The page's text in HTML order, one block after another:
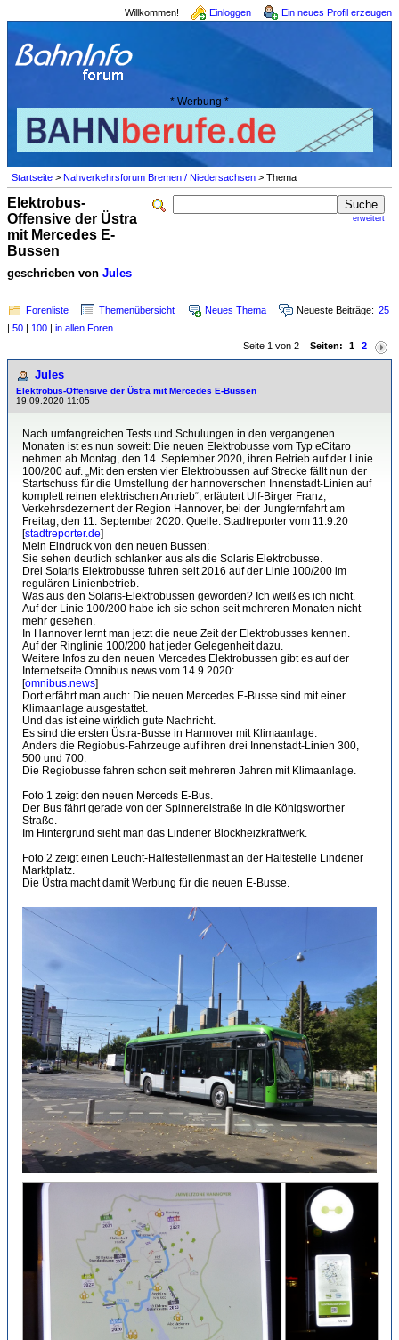
Willkommen! Einloggen Ein neues Profil erzeugen
* Werbung *
Startseite > Nahverkehrsforum Bremen / Niedersachsen > Thema
erweitert
Elektrobus-
Offensive der Üstra
mit Mercedes E-
Bussen
geschrieben von Jules
Forenliste Themenübersicht Neues Thema Neueste Beiträge: 25
| 50 | 100 | in allen Foren
Seite 1 von 2 Seiten: 1 2
Jules
Elektrobus-Offensive der Üstra mit Mercedes E-Bussen
19.09.2020 11:05
Nach umfangreichen Tests und Schulungen in den vergangenen
Monaten ist es nun soweit: Die neuen Elektrobusse vom Typ eCitaro
nehmen ab Montag, den 14. September 2020, ihren Betrieb auf der Linie
100/200 auf. „Mit den ersten vier Elektrobussen auf Strecke fällt nun der
Startschuss für die Umstellung der hannoverschen Innenstadt-Linien auf
komplett reinen elektrischen Antrieb“, erläutert Ulf-Birger Franz,
Verkehrsdezernent der Region Hannover, bei der Jungfernfahrt am
Freitag, den 11. September 2020. Quelle: Stadtreporter vom 11.9.20
[stadtreporter.de]
Mein Eindruck von den neuen Bussen:
Sie sehen deutlich schlanker aus als die Solaris Elektrobusse.
Drei Solaris Elektrobusse fuhren seit 2016 auf der Linie 100/200 im
regulären Linienbetrieb.
Was aus den Solaris-Elektrobussen geworden? Ich weiß es ich nicht.
Auf der Linie 100/200 habe ich sie schon seit mehreren Monaten nicht
mehr gesehen.
In Hannover lernt man jetzt die neue Zeit der Elektrobusses kennen.
Auf der Ringlinie 100/200 hat jeder Gelegenheit dazu.
Weitere Infos zu den neuen Mercedes Elektrobussen gibt es auf der
Internetseite Omnibus news vom 14.9.2020:
[omnibus.news]
Dort erfährt man auch: Die neuen Mercedes E-Busse sind mit einer
Klimaanlage ausgestattet.
Und das ist eine wirklich gute Nachricht.
Es sind die ersten Üstra-Busse in Hannover mit Klimaanlage.
Anders die Regiobus-Fahrzeuge auf ihren drei Innenstadt-Linien 300,
500 und 700.
Die Regiobusse fahren schon seit mehreren Jahren mit Klimaanlage.
Foto 1 zeigt den neuen Merceds E-Bus.
Der Bus fährt gerade von der Spinnereistraße in die Königsworther
Straße.
Im Hintergrund sieht man das Lindener Blockheizkraftwerk.
Foto 2 zeigt einen Leucht-Haltestellenmast an der Haltestelle Lindener
Marktplatz.
Die Üstra macht damit Werbung für die neuen E-Busse.